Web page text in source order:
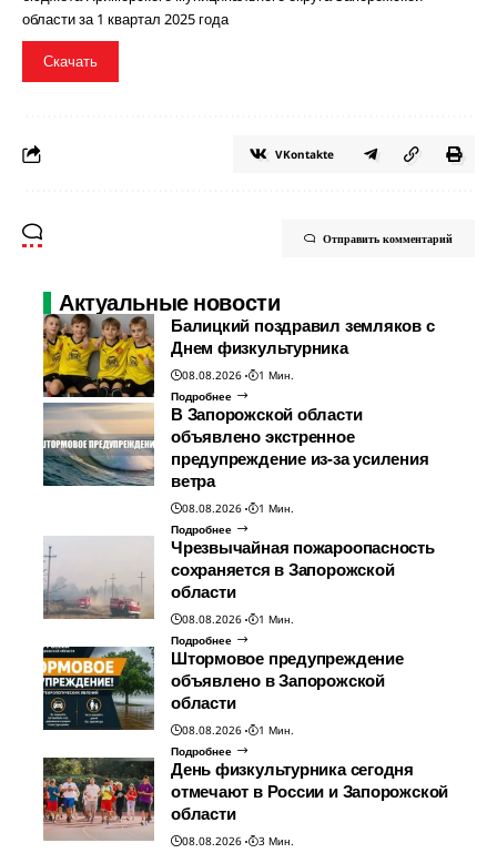
области за 1 квартал 2025 года
Скачать
VKontakte
Отправить комментарий
Актуальные новости
Балицкий поздравил земляков с
Днем физкультурника
08.08.2026
1 Мин.
Подробнее
В Запорожской области
объявлено экстренное
предупреждение из-за усиления
ветра
08.08.2026
1 Мин.
Подробнее
Чрезвычайная пожароопасность
сохраняется в Запорожской
области
08.08.2026
1 Мин.
Подробнее
Штормовое предупреждение
объявлено в Запорожской
области
08.08.2026
1 Мин.
Подробнее
День физкультурника сегодня
отмечают в России и Запорожской
области
08.08.2026
3 Мин.